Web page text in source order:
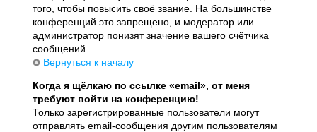
того, чтобы повысить своё звание. На большинстве
конференций это запрещено, и модератор или
администратор понизят значение вашего счётчика
сообщений.
Вернуться к началу
Когда я щёлкаю по ссылке «email», от меня
требуют войти на конференцию!
Только зарегистрированные пользователи могут
отправлять email-сообщения другим пользователям